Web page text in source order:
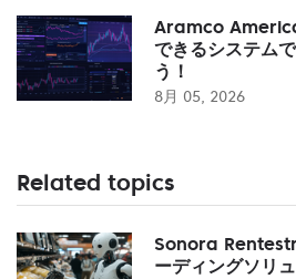
Aramco
できるシステム
う！
8月 05, 2026
Related topics
Sonora
ーディングソリ